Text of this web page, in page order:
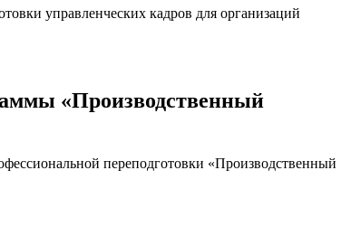
управленческих кадров для организаций
«Производственный
переподготовки «Производственный